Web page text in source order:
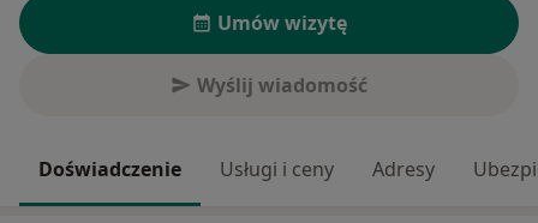
Umów wizytę
Wyślij wiadomość
Doświadczenie Usługi i ceny Adresy